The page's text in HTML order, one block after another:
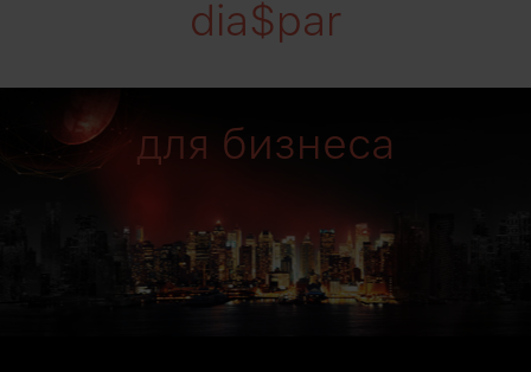
dia$par
для бизнеса